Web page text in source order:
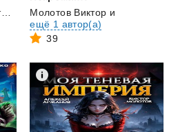
Вишневский Сергей Викторович
Молотов Виктор и
ещё 1 автор(а)
39